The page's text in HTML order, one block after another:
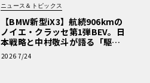
ニュース＆トピックス
【BMW新型iX3】航続906kmの
ノイエ・クラッセ第1弾BEV。日
本戦略と中村敬斗が語る「駆け
ぬける歓び」
2026 7/24